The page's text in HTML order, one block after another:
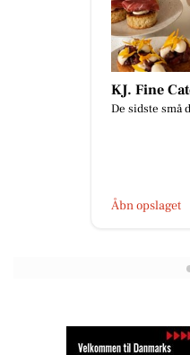
🍷 KOM MED
Åbn opslaget